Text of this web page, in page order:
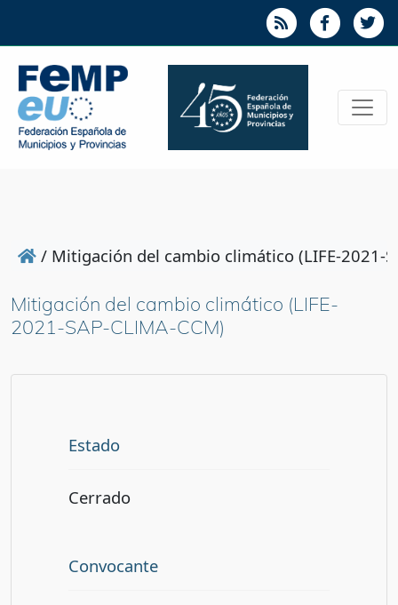
/ Mitigación del cambio climático (LIFE-2021-
Mitigación del cambio climático (LIFE-
2021-SAP-CLIMA-CCM)
Estado
Cerrado
Convocante